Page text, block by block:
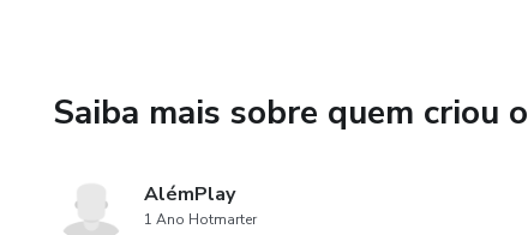
Saiba mais sobre quem criou
AlémPlay
1 Ano Hotmarter